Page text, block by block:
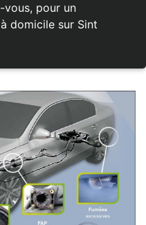
vous, pour un
domicile sur Sint